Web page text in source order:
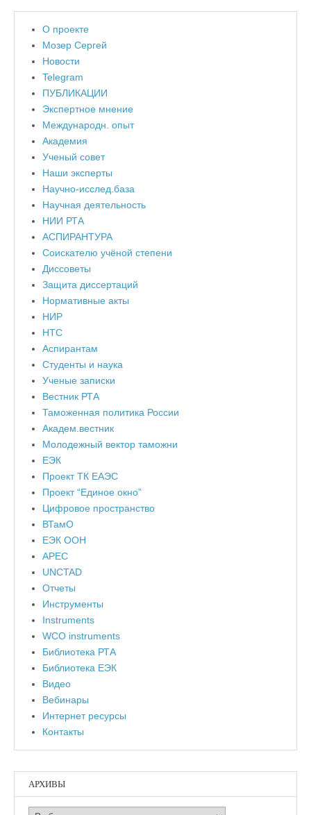
О проекте
Мозер Сергей
Новости
Telegram
ПУБЛИКАЦИИ
Экспертное мнение
Международн. опыт
Академия
Ученый совет
Наши эксперты
Научно-исслед.база
Научная деятельность
НИИ РТА
АСПИРАНТУРА
Соискателю учёной степени
Диссоветы
Защита диссертаций
Нормативные акты
НИР
НТС
Аспирантам
Студенты и наука
Ученые записки
Вестник РТА
Таможенная политика России
Академ.вестник
Молодежный вектор таможни
ЕЭК
Проект ТК ЕАЭС
Проект “Единое окно”
Цифровое пространство
ВТамО
ЕЭК ООН
APEC
UNCTAD
Отчеты
Инструменты
Instruments
WCO instruments
Библиотека РТА
Библиотека ЕЭК
Видео
Вебинары
Интернет ресурсы
Контакты
АРХИВЫ